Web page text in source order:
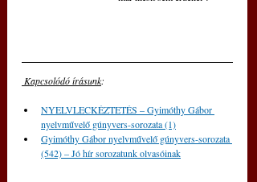
Kapcsolódó írásunk:
NYELVLECKÉZTETÉS – Gyimóthy Gábor
nyelvművelő gúnyvers-sorozata (1)
Gyimóthy Gábor nyelvművelő gúnyvers-sorozata
(542) – Jó hír sorozatunk olvasóinak